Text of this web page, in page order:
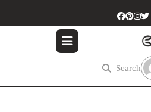
Search